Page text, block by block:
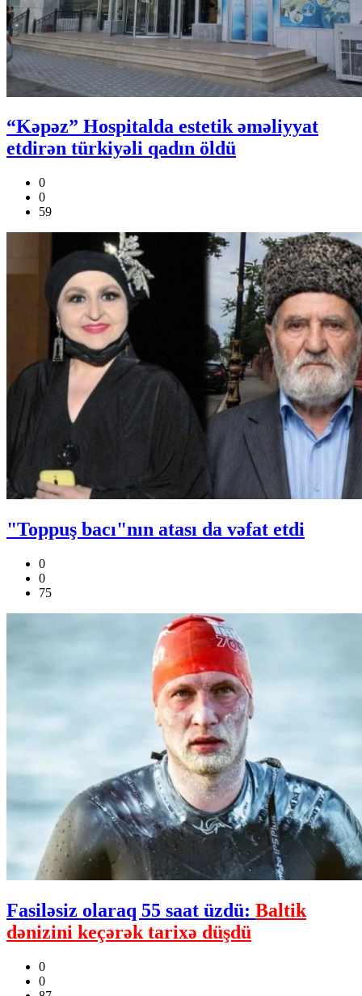
“Kəpəz” Hospitalda estetik əməliyyat
etdirən türkiyəli qadın öldü
0
0
59
"Toppuş bacı"nın atası da vəfat etdi
0
0
75
Fasiləsiz olaraq 55 saat üzdü: Baltik
dənizini keçərək tarixə düşdü
0
0